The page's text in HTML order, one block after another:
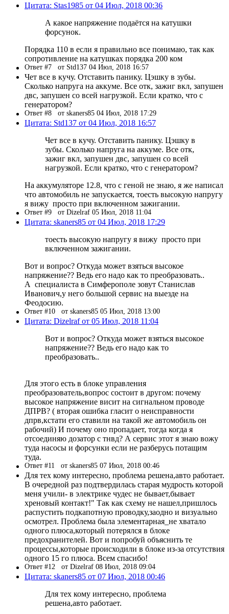
Цитата: Stas1985 от 04 Июл, 2018 00:36
А какое напряжение подаётся на катушки
форсунок.
Порядка 110 в если я правильно все понимаю, так как
сопротивление на катушках порядка 200 ком
Ответ #7 от Std137 04 Июл, 2018 16:57
Чет все в кучу. Отставить панику. Цэшку в зубы.
Сколько напруга на аккуме. Все отк, зажиг вкл, запушен
двс, запушен со всей нагрузкой. Если кратко, что с
генератором?
Ответ #8 от skaners85 04 Июл, 2018 17:29
Цитата: Std137 от 04 Июл, 2018 16:57
Чет все в кучу. Отставить панику. Цэшку в
зубы. Сколько напруга на аккуме. Все отк,
зажиг вкл, запушен двс, запушен со всей
нагрузкой. Если кратко, что с генератором?
На аккумуляторе 12.8, что с геной не знаю, я же написал
что автомобиль не запускается, тоесть высокую напругу
я вижу просто при включенном зажигании.
Ответ #9 от Dizelraf 05 Июл, 2018 11:04
Цитата: skaners85 от 04 Июл, 2018 17:29
тоесть высокую напругу я вижу просто при
включенном зажигании.
Вот и вопрос? Откуда может взяться высокое
напряжение?? Ведь его надо как то преобразовать..
А специалиста в Симферополе зовут Станислав
Иванович,у него большой сервис на выезде на
Феодосию.
Ответ #10 от skaners85 05 Июл, 2018 13:00
Цитата: Dizelraf от 05 Июл, 2018 11:04
Вот и вопрос? Откуда может взяться высокое
напряжение?? Ведь его надо как то
преобразовать..
Для этого есть в блоке управления
преобразователь,вопрос состоит в другом: почему
высокое напряжение висит на сигнальном проводе
ДПРВ? ( вторая ошибка гласит о неисправности
дпрв,кстати его ставили на такой же автомобиль он
рабочий) И почему оно пропадает, тогда когда я
отсоединяю дозатор с тнвд? А сервис этот я знаю вожу
туда насосы и форсунки если не разберусь потащим
туда.
Ответ #11 от skaners85 07 Июл, 2018 00:46
Для тех кому интересно, проблема решена,авто работает.
В очередной раз подтвердилась старая мудрость которой
меня учили- в электрике чудес не бывает,бывает
хреновый контакт!" Так как схему не нашел,пришлось
распустить подкапотную проводку,заодно и визуально
осмотрел. Проблема была элементарная_не хватало
одного плюса,который потерялся в блоке
предохранителей. Вот и попробуй объяснить те
процессы,которые происходили в блоке из-за отсутствия
одного 15 го плюса. Всем спасибо!
Ответ #12 от Dizelraf 08 Июл, 2018 09:04
Цитата: skaners85 от 07 Июл, 2018 00:46
Для тех кому интересно, проблема
решена,авто работает.